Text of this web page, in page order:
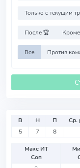
Только с текущим
После 🏆
Все
В Н П Ср.
5
7 8
Макс ИТ
Соп